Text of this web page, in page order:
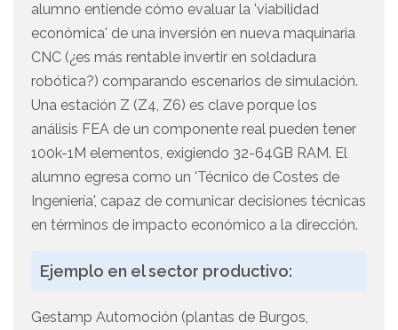
alumno entiende cómo evaluar la 'viabilidad
económica' de una inversión en nueva maquinaria
CNC (¿es más rentable invertir en soldadura
robótica?) comparando escenarios de simulación.
Una estación Z (Z4, Z6) es clave porque los
análisis FEA de un componente real pueden tener
100k-1M elementos, exigiendo 32-64GB RAM. El
alumno egresa como un 'Técnico de Costes de
Ingeniería', capaz de comunicar decisiones técnicas
en términos de impacto económico a la dirección.
Ejemplo en el sector productivo:
Gestamp Automoción (plantas de Burgos,